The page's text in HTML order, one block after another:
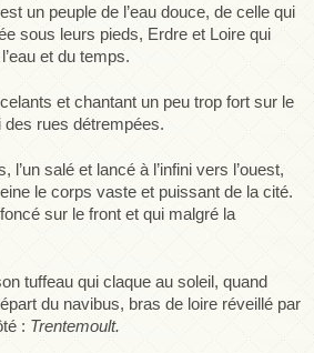
un peuple de l’eau douce, de celle qui
sous leurs pieds, Erdre et Loire qui
et du temps.
et chantant un peu trop fort sur le
des rues détrempées.
salé et lancé à l’infini vers l’ouest,
le corps vaste et puissant de la cité.
sur le front et qui malgré la
tuffeau qui claque au soleil, quand
du navibus, bras de loire réveillé par
: Trentemoult.